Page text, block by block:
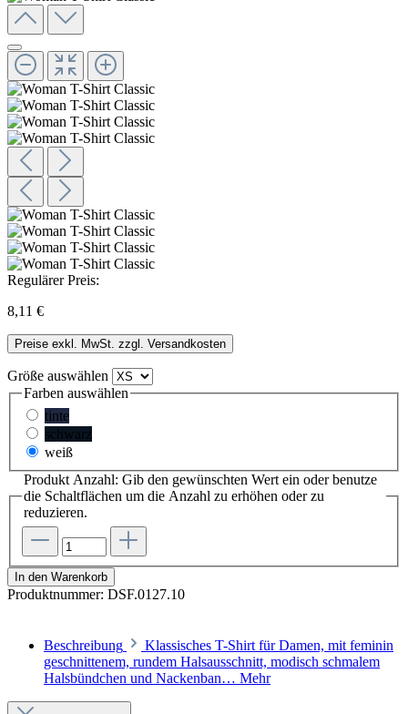
Regulärer Preis:
8,11 €
Preise exkl. MwSt. zzgl. Versandkosten
Größe auswählen
Farben auswählen
tinte
schwarz
weiß
Produkt Anzahl: Gib den gewünschten Wert ein oder benutze
die Schaltflächen um die Anzahl zu erhöhen oder zu
reduzieren.
In den Warenkorb
Produktnummer: DSF.0127.10
Beschreibung
Klassisches T-Shirt für Damen, mit feminin
geschnittenem, rundem Halsausschnitt, modisch schmalem
Halsbündchen und Nackenban… Mehr